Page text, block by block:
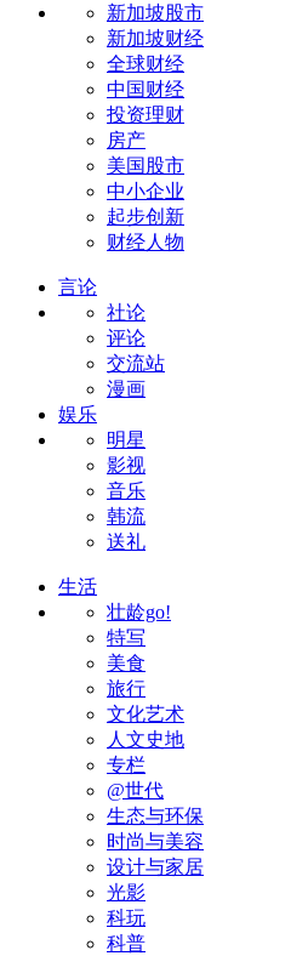
新加坡股市
新加坡财经
全球财经
中国财经
投资理财
房产
美国股市
中小企业
起步创新
财经人物
言论
社论
评论
交流站
漫画
娱乐
明星
影视
音乐
韩流
送礼
生活
壮龄go!
特写
美食
旅行
文化艺术
人文史地
专栏
@世代
生态与环保
时尚与美容
设计与家居
光影
科玩
科普